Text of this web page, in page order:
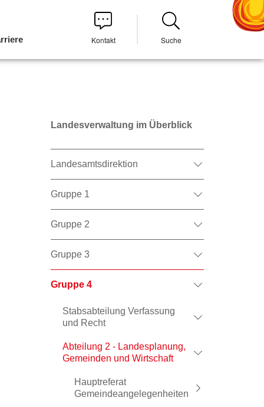
Kontakt Suche
Landesverwaltung im Überblick
Landesamtsdirektion
Gruppe 1
Gruppe 2
Gruppe 3
Gruppe 4
Stabsabteilung Verfassung
und Recht
Abteilung 2 - Landesplanung,
Gemeinden und Wirtschaft
Hauptreferat
Gemeindeangelegenheiten